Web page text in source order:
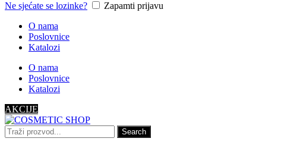
Ne sjećate se lozinke?
Zapamti prijavu
O nama
Poslovnice
Katalozi
O nama
Poslovnice
Katalozi
AKCIJE
Search